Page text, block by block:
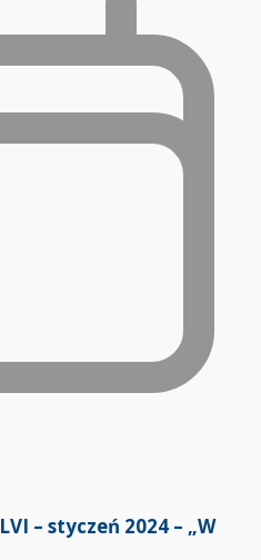
– styczeń 2024 – „W